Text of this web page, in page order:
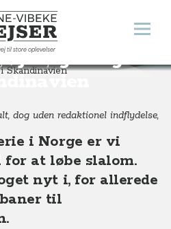
Vibeke Rejser
til store oplevelser
Åbn
og længst
Norefjell - højst og længst i Skandinavien
dog uden redaktionel indflydelse,
i Norge er vi
at løbe slalom.
nyt i, for allerede
til